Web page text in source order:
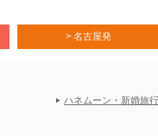
> 名古屋発
ハネムーン・新婚旅